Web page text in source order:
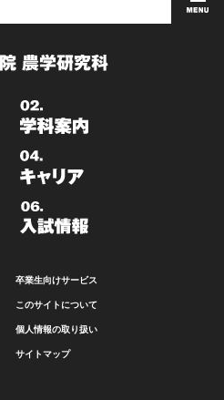
農学研究科
卒業生向けサービス
このサイトについて
個人情報の取り扱い
サイトマップ